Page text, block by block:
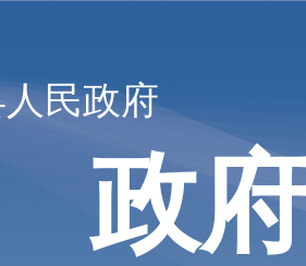
民政府
政